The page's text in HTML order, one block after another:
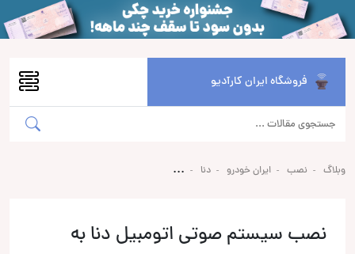
فروشگاه ایران کارآدیو
وبلاگ نصب ایران خودرو دنا
نصب سیستم صوتی اتومبیل دنا به